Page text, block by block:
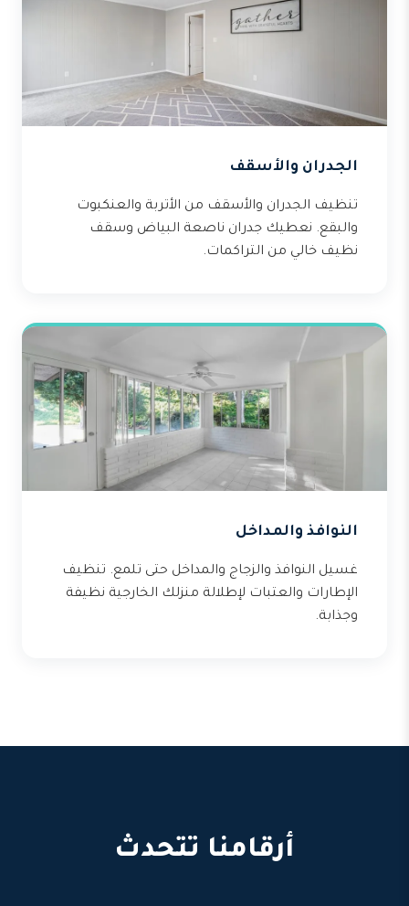
الجدران والأسقف
تنظيف الجدران والأسقف من الأتربة والعنكبوت
والبقع. نعطيك جدران ناصعة البياض وسقف
نظيف خالي من التراكمات.
النوافذ والمداخل
غسيل النوافذ والزجاج والمداخل حتى تلمع. تنظيف
الإطارات والعتبات لإطلالة منزلك الخارجية نظيفة
وجذابة.
أرقامنا تتحدث